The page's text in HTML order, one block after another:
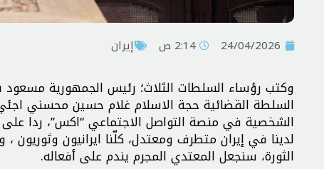
24/04/2026 2:14 ص إيران
وكتب رؤساء السلطات الثلاث؛ رئيس الجمهورية
الشخصية في منصة التواصل الاجتماعي “اكس”، ردا على
لدينا في إيران متطرف ومعتدل، كلّنا ايرانيون وثوريون
الثورة، سنجعل المعتدي المجرم يندم على أفعاله.